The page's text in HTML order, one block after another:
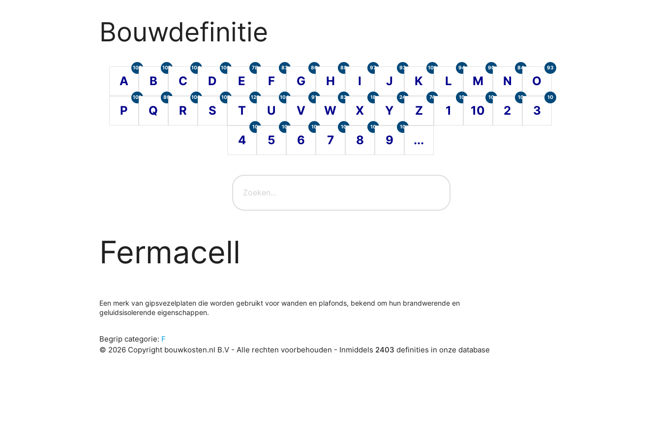
Bouwdefinitie
A
105
B
107
C
104
D
100
E
78
F
83
G
86
H
88
I
97
J
93
K
101
L
94
M
90
N
84
O
93
P
101
Q
80
R
100
S
107
T
120
U
104
V
91
W
82
X
18
Y
24
Z
74
1
10
10
10
2
10
3
10
4
10
5
10
6
10
7
10
8
10
9
10
...
Fermacell
Een merk van gipsvezelplaten die worden gebruikt voor wanden en plafonds, bekend om hun brandwerende en
geluidsisolerende eigenschappen.
Begrip categorie: F
© 2026 Copyright bouwkosten.nl B.V - Alle rechten voorbehouden - Inmiddels 2403 definities in onze database